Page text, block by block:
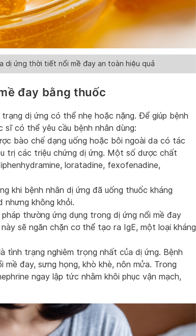
dị ứng thời tiết nổi mề đay an toàn hiệu quả
đay bằng thuốc
dị ứng có thể nhẹ hoặc nặng. Để giúp bệnh
sĩ có thể yêu cầu bệnh nhân dùng:
bào chế dạng uống hoặc bôi ngoài da có tác
trị các triệu chứng dị ứng. Một số dược chất
loratadine, fexofenadine,
khi bệnh nhân dị ứng đã uống thuốc kháng
nhưng không khỏi.
pháp thường ứng dụng trong dị ứng nổi mề đay
sẽ ngăn chặn cơ thể tạo ra IgE, một loại kháng
tình trạng nghiêm trọng nhất của dị ứng. Bệnh
mề đay, sưng họng, khò khè, nôn mửa. Trong
ngay lập tức nhằm khôi phục vận mạch,